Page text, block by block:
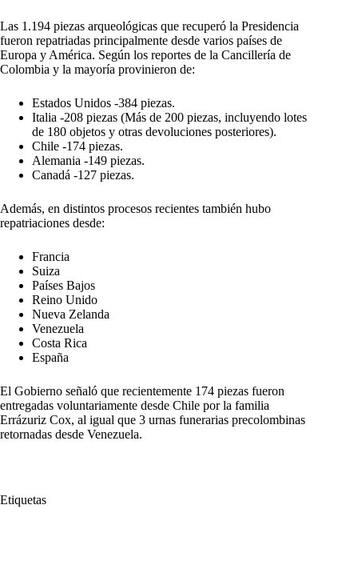
Las 1.194 piezas arqueológicas que recuperó la Presidencia
fueron repatriadas principalmente desde varios países de
Europa y América. Según los reportes de la Cancillería de
Colombia y la mayoría provinieron de:
Estados Unidos -384 piezas.
Italia -208 piezas (Más de 200 piezas, incluyendo lotes
de 180 objetos y otras devoluciones posteriores).
Chile -174 piezas.
Alemania -149 piezas.
Canadá -127 piezas.
Además, en distintos procesos recientes también hubo
repatriaciones desde:
Francia
Suiza
Países Bajos
Reino Unido
Nueva Zelanda
Venezuela
Costa Rica
España
El Gobierno señaló que recientemente 174 piezas fueron
entregadas voluntariamente desde Chile por la familia
Errázuriz Cox, al igual que 3 urnas funerarias precolombinas
retornadas desde Venezuela.
Etiquetas